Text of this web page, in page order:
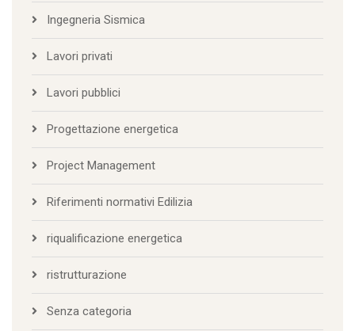
Ingegneria Sismica
Lavori privati
Lavori pubblici
Progettazione energetica
Project Management
Riferimenti normativi Edilizia
riqualificazione energetica
ristrutturazione
Senza categoria